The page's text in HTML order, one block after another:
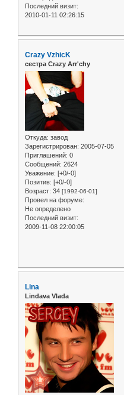
Последний визит:
2010-01-11 02:26:15
Crazy VzhicK
сестра Crazy Arr'chy
Откуда: завод
Зарегистрирован: 2005-07-05
Приглашений: 0
Сообщений: 2624
Уважение: [+0/-0]
Позитив: [+0/-0]
Возраст: 34 [1992-06-01]
Провел на форуме:
Не определено
Последний визит:
2009-11-08 22:00:05
Lina
Lindava Vlada